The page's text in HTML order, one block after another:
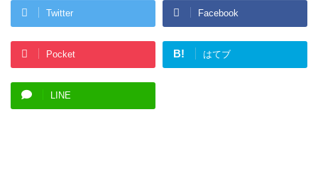
Twitter Facebook
Pocket B! はてブ
LINE